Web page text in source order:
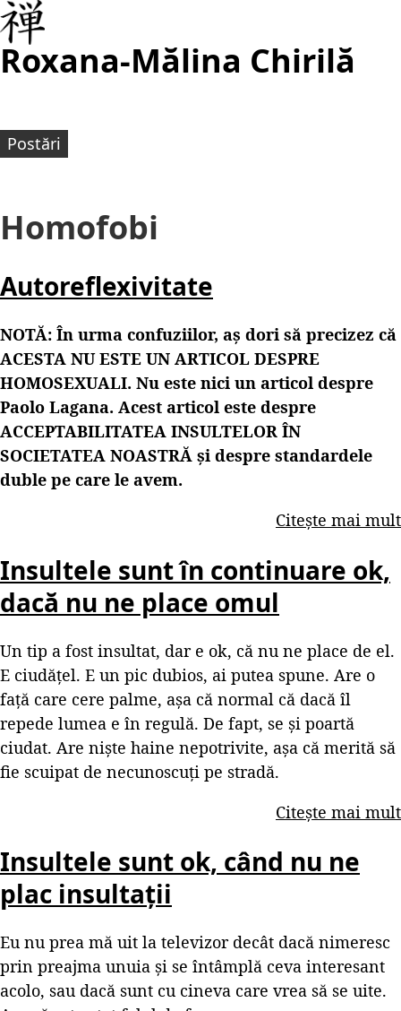
Roxana-Mălina Chirilă
Postări
Homofobi
Autoreflexivitate
NOTĂ: În urma confuziilor, aș dori să precizez că
ACESTA NU ESTE UN ARTICOL DESPRE
HOMOSEXUALI. Nu este nici un articol despre
Paolo Lagana. Acest articol este despre
ACCEPTABILITATEA INSULTELOR ÎN
SOCIETATEA NOASTRĂ și despre standardele
duble pe care le avem.
Citește mai mult
Insultele sunt în continuare ok,
dacă nu ne place omul
Un tip a fost insultat, dar e ok, că nu ne place de el.
E ciudățel. E un pic dubios, ai putea spune. Are o
față care cere palme, așa că normal că dacă îl
repede lumea e în regulă. De fapt, se și poartă
ciudat. Are niște haine nepotrivite, așa că merită să
fie scuipat de necunoscuți pe stradă.
Citește mai mult
Insultele sunt ok, când nu ne
plac insultații
Eu nu prea mă uit la televizor decât dacă nimeresc
prin preajma unuia și se întâmplă ceva interesant
acolo, sau dacă sunt cu cineva care vrea să se uite.